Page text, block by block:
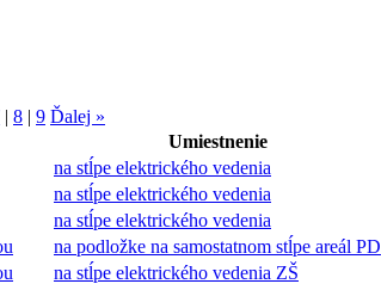
| 8 | 9 Ďalej »
Umiestnenie
na stĺpe elektrického vedenia
na stĺpe elektrického vedenia
na stĺpe elektrického vedenia
na podložke na samostatnom stĺpe areál PD
na stĺpe elektrického vedenia ZŠ